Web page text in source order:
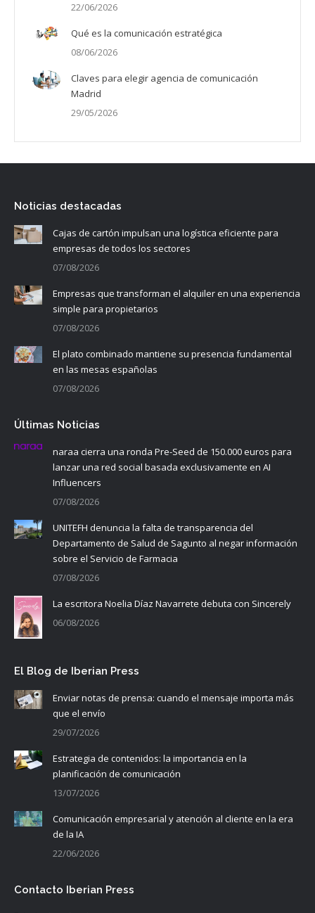
22/06/2026
Qué es la comunicación estratégica
08/06/2026
Claves para elegir agencia de comunicación
Madrid
29/05/2026
Noticias destacadas
Cajas de cartón impulsan una logística eficiente para
empresas de todos los sectores
07/08/2026
Empresas que transforman el alquiler en una experiencia
simple para propietarios
07/08/2026
El plato combinado mantiene su presencia fundamental
en las mesas españolas
07/08/2026
Últimas Noticias
naraa cierra una ronda Pre-Seed de 150.000 euros para
lanzar una red social basada exclusivamente en AI
Influencers
07/08/2026
UNITEFH denuncia la falta de transparencia del
Departamento de Salud de Sagunto al negar información
sobre el Servicio de Farmacia
07/08/2026
La escritora Noelia Díaz Navarrete debuta con Sincerely
06/08/2026
El Blog de Iberian Press
Enviar notas de prensa: cuando el mensaje importa más
que el envío
29/07/2026
Estrategia de contenidos: la importancia en la
planificación de comunicación
13/07/2026
Comunicación empresarial y atención al cliente en la era
de la IA
22/06/2026
Contacto Iberian Press